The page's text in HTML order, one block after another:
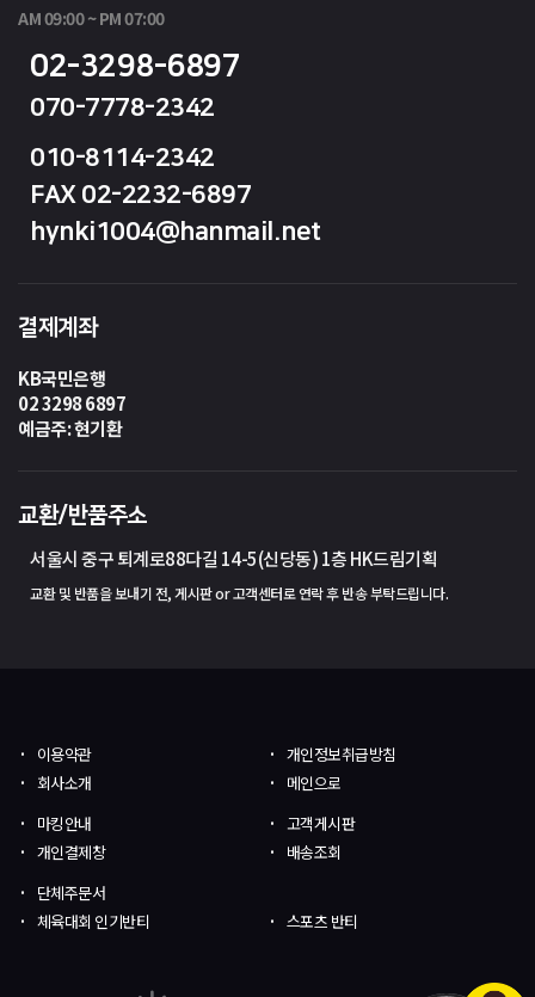
AM 09:00 ~ PM 07:00
02-3298-6897
070-7778-2342
010-8114-2342
FAX 02-2232-6897
hynki1004@hanmail.net
결제계좌
KB국민은행
02 3298 6897
예금주: 현기환
교환/반품주소
서울시 중구 퇴계로88다길 14-5(신당동) 1층 HK드림기획
교환 및 반품을 보내기 전, 게시판 or 고객센터로 연락 후 반송 부탁드립니다.
이용약관
개인정보취급방침
회사소개
메인으로
마킹안내
고객게시판
개인결제창
배송조회
단체주문서
체육대회 인기반티
스포츠 반티